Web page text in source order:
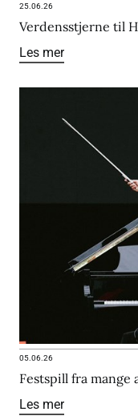
25.06.26
Verdensstjerne til
Les mer
05.06.26
Festspill fra mange
Les mer